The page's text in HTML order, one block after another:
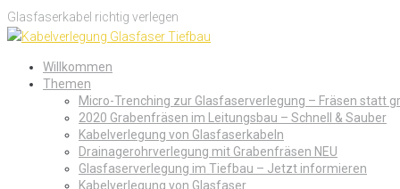
Skip
to
Glasfaserkabel richtig verlegen
Willkommen
Themen
Micro-Trenching zur Glasfaserverlegung – Fräsen statt
2020 Grabenfräsen im Leitungsbau – Schnell & Sauber
Kabelverlegung von Glasfaserkabeln
Drainagerohrverlegung mit Grabenfräsen NEU
Glasfaserverlegung im Tiefbau – Jetzt informieren
Kabelverlegung von Glasfaser